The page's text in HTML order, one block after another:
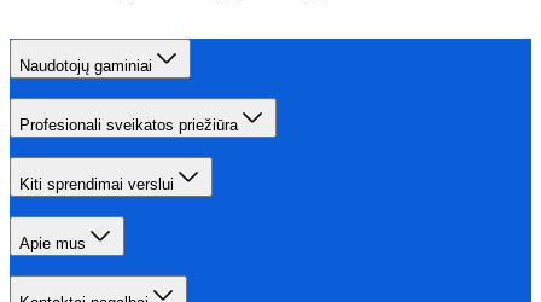
Naudotojų gaminiai
Profesionali sveikatos priežiūra
Kiti sprendimai verslui
Apie mus